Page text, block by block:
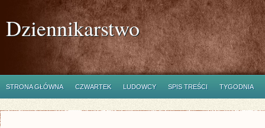
Dziennikarstwo
STRONA GŁÓWNA CZWARTEK LUDOWCY SPIS TREŚCI TYGODNIA